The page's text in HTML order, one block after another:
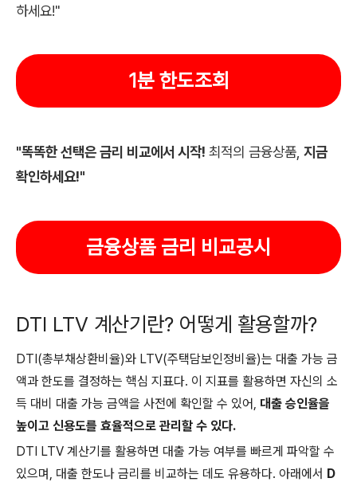
하세요!"
1분 한도조회
"똑똑한 선택은 금리 비교에서 시작! 최적의 금융상품, 지금
확인하세요!"
금융상품 금리 비교공시
DTI LTV 계산기란? 어떻게 활용할까?
DTI(총부채상환비율)와 LTV(주택담보인정비율)는 대출 가능 금
액과 한도를 결정하는 핵심 지표다. 이 지표를 활용하면 자신의 소
득 대비 대출 가능 금액을 사전에 확인할 수 있어, 대출 승인율을
높이고 신용도를 효율적으로 관리할 수 있다.
DTI LTV 계산기를 활용하면 대출 가능 여부를 빠르게 파악할 수
있으며, 대출 한도나 금리를 비교하는 데도 유용하다. 아래에서 D